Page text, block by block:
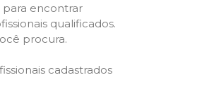
para encontrar
qualificados.
procura.
cadastrados